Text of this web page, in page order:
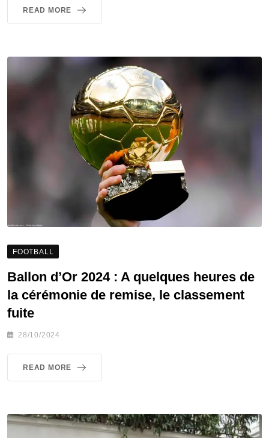
READ MORE
FOOTBALL
Ballon d’Or 2024 : A quelques heures de
la cérémonie de remise, le classement
fuite
28/10/2024
READ MORE